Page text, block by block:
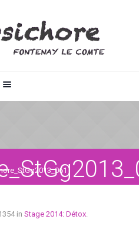
in Stage 2014: Détox.